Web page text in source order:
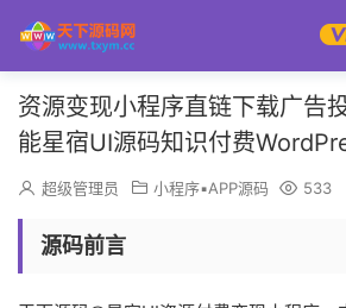
资源变现小程序直链下载广告
能星宿UI源码知识付费
超级管理员 小程序▪APP源码 533
源码前言